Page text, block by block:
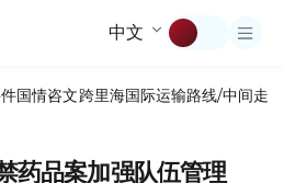
中文
国情咨文跨里海国际运输路线/中间走廊
药品案加强队伍管理